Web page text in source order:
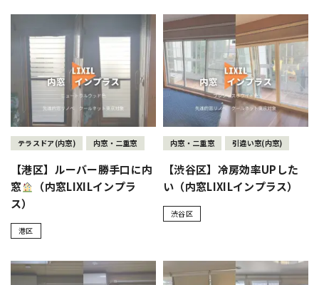
テラスドア(内窓) 内窓・二重窓
【港区】ルーバー勝手口に内
窓
（内窓LIXILインプラ
ス）
港区
内窓・二重窓 引違い窓(内窓)
【渋谷区】冷房効率UPした
い（内窓LIXILインプラス）
渋谷区